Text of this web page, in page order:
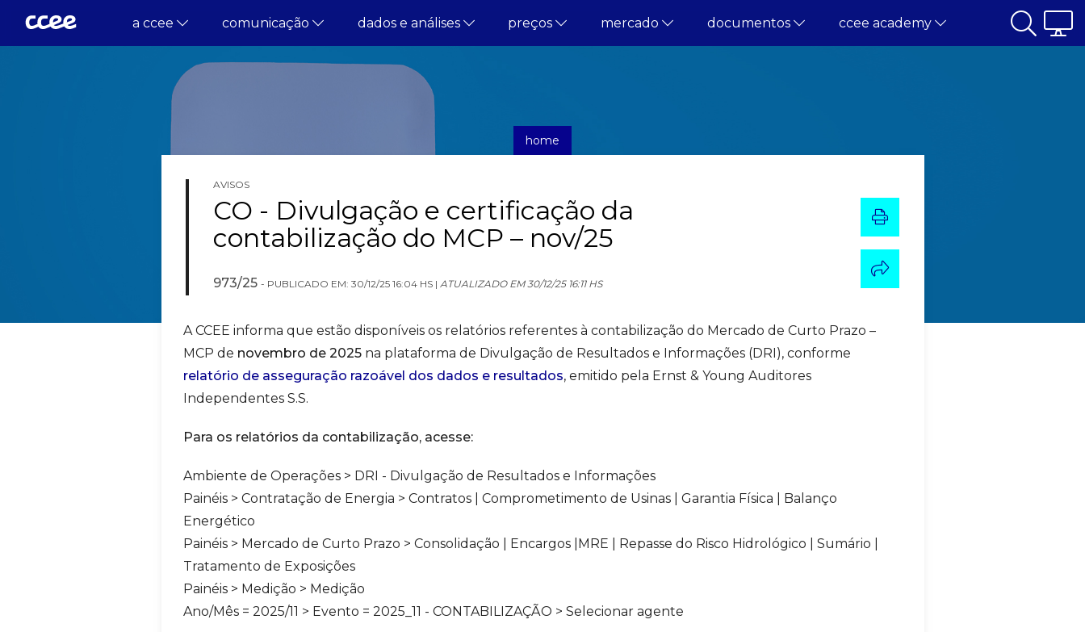
a ccee comunicação dados e análises preços mercado documentos ccee academy
home
comunicados
AVISOS
CO - Divulgação e certificação da
contabilização do MCP – nov/25
973/25 - PUBLICADO EM: 30/12/25 16:04 HS | ATUALIZADO EM 30/12/25 16:11 HS
A CCEE informa que estão disponíveis os relatórios referentes à contabilização do Mercado de Curto Prazo –
MCP de novembro de 2025na plataforma de Divulgação de Resultados e Informações (DRI), conforme
relatório de asseguração razoável dos dados e resultados, emitido pela Ernst & Young Auditores
Independentes S.S.
Para os relatórios da contabilização, acesse:
Ambiente de Operações > DRI - Divulgação de Resultados e Informações
Painéis > Contratação de Energia > Contratos | Comprometimento de Usinas | Garantia Física | Balanço
Energético
Painéis > Mercado de Curto Prazo > Consolidação | Encargos |MRE | Repasse do Risco Hidrológico | Sumário |
Tratamento de Exposições
Painéis > Medição > Medição
Ano/Mês = 2025/11 > Evento = 2025_11 - CONTABILIZAÇÃO > Selecionar agente